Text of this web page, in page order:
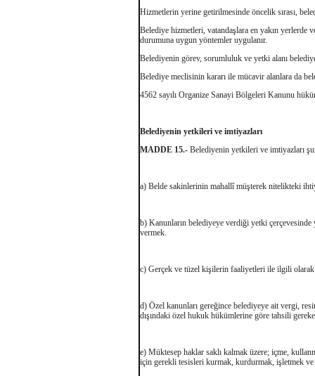
Hizmetlerin yerine getirilmesinde öncelik sırası,
Belediye hizmetleri, vatandaşlara en yakın
durumuna uygun yöntemler uygulanır.
Belediyenin görev, sorumluluk ve yetki alanı belediye
Belediye meclisinin kararı ile mücavir alanlara da
4562 sayılı Organize Sanayi Bölgeleri Kanunu
Belediyenin yetkileri ve imtiyazları
MADDE 15.- Belediyenin yetkileri ve imtiyazları
a) Belde sakinlerinin mahallî müşterek nitelikteki
b) Kanunların belediyeye verdiği yetki
vermek.
c) Gerçek ve tüzel kişilerin faaliyetleri ile ilgili
d) Özel kanunları gereğince belediyeye ait vergi,
dışındaki özel hukuk hükümlerine göre tahsili
e) Müktesep haklar saklı kalmak üzere; içme,
için gerekli tesisleri kurmak, kurdurmak, işletmek